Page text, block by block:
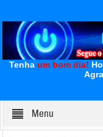
Tenha um bom dia!
Menu